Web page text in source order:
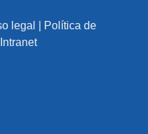
legal
Política de
Intranet